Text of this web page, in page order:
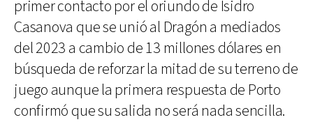
primer contacto por el oriundo de Isidro
Casanova que se unió al Dragón a mediados
del 2023 a cambio de 13 millones dólares en
búsqueda de reforzar la mitad de su terreno de
juego aunque la primera respuesta de Porto
confirmó que su salida no será nada sencilla.